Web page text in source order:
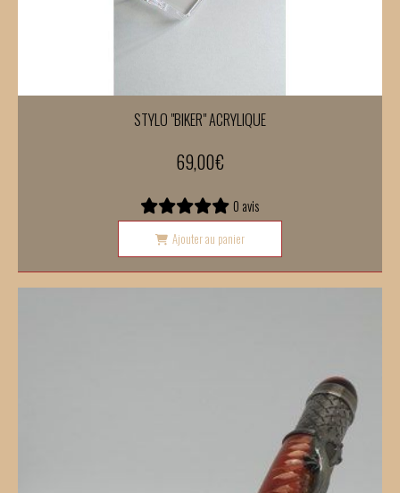
STYLO "BIKER" ACRYLIQUE
69,00€
0 avis
Ajouter au panier